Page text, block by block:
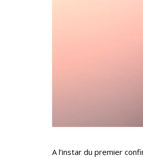
A l’instar du premier